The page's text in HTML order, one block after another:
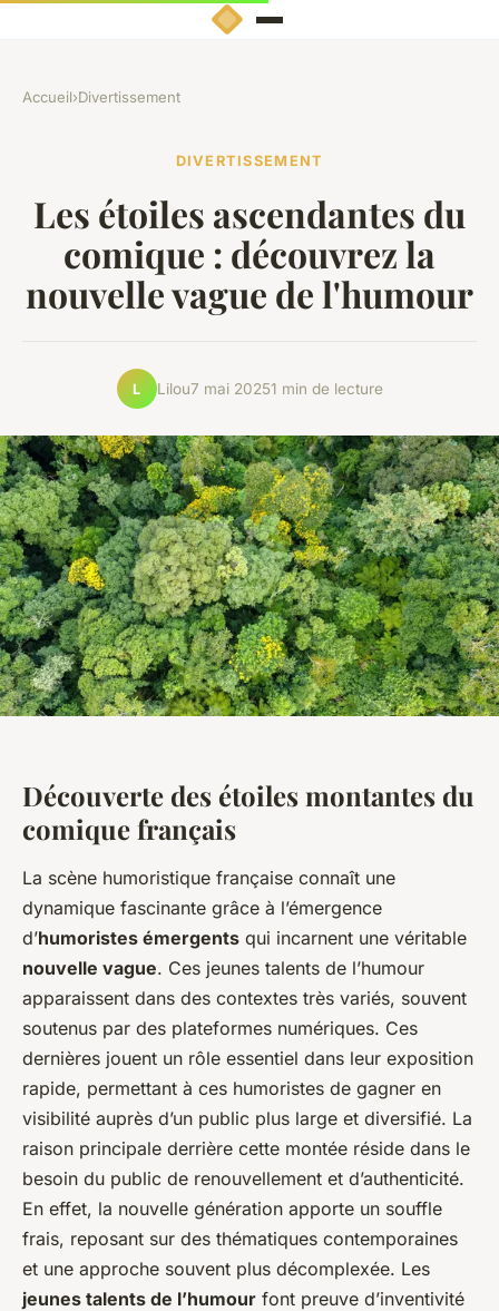
Accueil›Divertissement
DIVERTISSEMENT
Les étoiles ascendantes du
comique : découvrez la
nouvelle vague de l'humour
L Lilou7 mai 20251 min de lecture
Découverte des étoiles montantes du
comique français
La scène humoristique française connaît une
dynamique fascinante grâce à l’émergence
d’humoristes émergents qui incarnent une véritable
nouvelle vague. Ces jeunes talents de l’humour
apparaissent dans des contextes très variés, souvent
soutenus par des plateformes numériques. Ces
dernières jouent un rôle essentiel dans leur exposition
rapide, permettant à ces humoristes de gagner en
visibilité auprès d’un public plus large et diversifié. La
raison principale derrière cette montée réside dans le
besoin du public de renouvellement et d’authenticité.
En effet, la nouvelle génération apporte un souffle
frais, reposant sur des thématiques contemporaines
et une approche souvent plus décomplexée. Les
jeunes talents de l’humour font preuve d’inventivité